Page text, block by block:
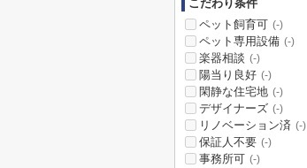
こだわり条件
ペット飼育可 (-)
ペット専用設備 (-)
楽器相談 (-)
陽当り良好 (-)
閑静な住宅地 (-)
デザイナーズ (-)
リノベーション済 (-)
保証人不要 (-)
事務所可 (-)